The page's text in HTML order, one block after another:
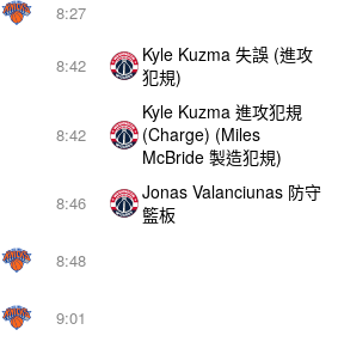
9:01
8:48
8:46
Jonas Valanciunas 防守
籃板
8:42
Kyle Kuzma 進攻犯規
(Charge) (Miles
McBride 製造犯規)
8:42
Kyle Kuzma 失誤 (進攻
犯規)
8:27